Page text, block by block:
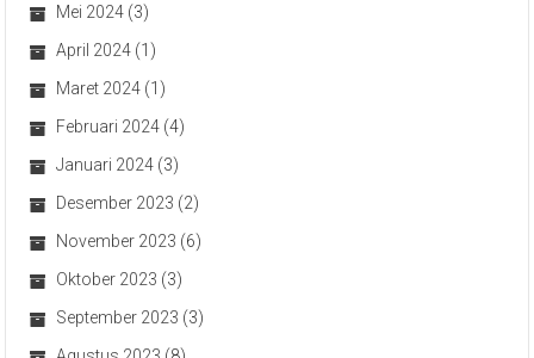
Mei 2024 (3)
April 2024 (1)
Maret 2024 (1)
Februari 2024 (4)
Januari 2024 (3)
Desember 2023 (2)
November 2023 (6)
Oktober 2023 (3)
September 2023 (3)